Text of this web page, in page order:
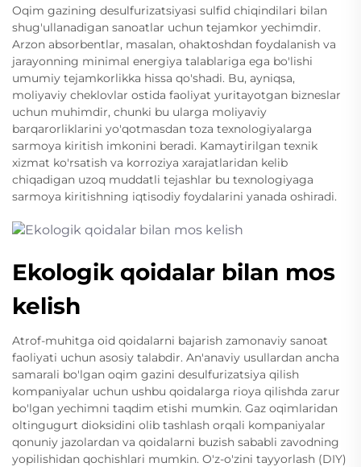
Oqim gazining desulfurizatsiyasi sulfid chiqindilari bilan
shug'ullanadigan sanoatlar uchun tejamkor yechimdir.
Arzon absorbentlar, masalan, ohaktoshdan foydalanish va
jarayonning minimal energiya talablariga ega bo'lishi
umumiy tejamkorlikka hissa qo'shadi. Bu, ayniqsa,
moliyaviy cheklovlar ostida faoliyat yuritayotgan bizneslar
uchun muhimdir, chunki bu ularga moliyaviy
barqarorliklarini yo'qotmasdan toza texnologiyalarga
sarmoya kiritish imkonini beradi. Kamaytirilgan texnik
xizmat ko'rsatish va korroziya xarajatlaridan kelib
chiqadigan uzoq muddatli tejashlar bu texnologiyaga
sarmoya kiritishning iqtisodiy foydalarini yanada oshiradi.
Ekologik qoidalar bilan mos
kelish
Atrof-muhitga oid qoidalarni bajarish zamonaviy sanoat
faoliyati uchun asosiy talabdir. An'anaviy usullardan ancha
samarali bo'lgan oqim gazini desulfurizatsiya qilish
kompaniyalar uchun ushbu qoidalarga rioya qilishda zarur
bo'lgan yechimni taqdim etishi mumkin. Gaz oqimlaridan
oltingugurt dioksidini olib tashlash orqali kompaniyalar
qonuniy jazolardan va qoidalarni buzish sababli zavodning
yopilishidan qochishlari mumkin. O'z-o'zini tayyorlash (DIY)